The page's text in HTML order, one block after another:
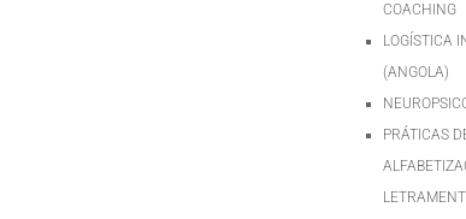
COACHING
LOGÍSTICA
(ANGOLA)
PRÁTICAS